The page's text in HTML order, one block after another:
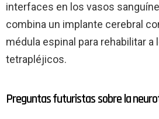
interfaces en los vasos
combina un implante cerebral
médula espinal para rehabilitar a
tetrapléjicos.
Preguntas futuristas sobre la